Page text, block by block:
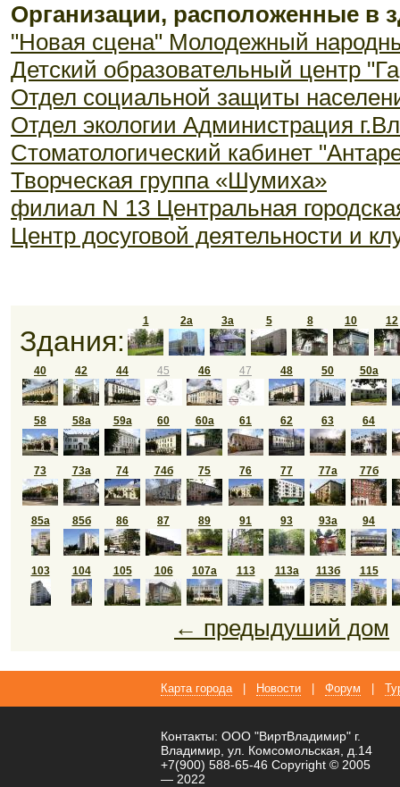
Организации, расположенные в
"Новая сцена" Молодежный
Детский образовательный центр
Отдел социальной защиты
Отдел экологии Администрация
Стоматологический кабинет
Творческая группа «Шумиха»
филиал N 13 Центральная
Центр досуговой деятельности и
Здания:
1 2а 3а 5 8 10 12
40 42 44 45 46 47 48 50 50а
58 58а 59а 60 60а 61 62 63 64
73 73а 74 74б 75 76 77 77а 77б
85а 85б 86 87 89 91 93 93а 94
103 104 105 106 107а 113 113а 113б 115
← предыдуший дом
Карта города Новости Форум
Контакты: ООО "ВиртВладимир" г.
Владимир, ул. Комсомольская, д.14
+7(900) 588-65-46 Copyright © 2005
— 2022